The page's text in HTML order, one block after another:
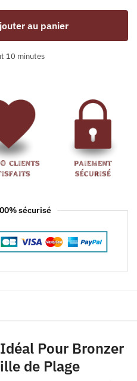
au panier
10 minutes
sécurisé
Pour Bronzer
de Plage